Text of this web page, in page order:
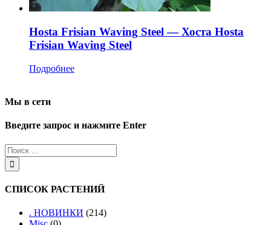
Hosta Frisian Waving Steel — Хоста Hosta
Frisian Waving Steel
Подробнее
Мы в сети
Введите запрос и нажмите Enter
СПИСОК РАСТЕНИЙ
. НОВИНКИ (214)